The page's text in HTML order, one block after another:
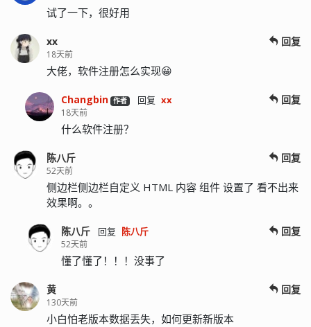
试了一下，很好用
xx
18天前
回复
大佬，软件注册怎么实现😀
Changbin 作者 回复 xx
18天前
回复
什么软件注册？
陈八斤
52天前
回复
侧边栏侧边栏自定义 HTML 内容 组件 设置了 看不出来
效果啊。。
陈八斤 回复 陈八斤
52天前
回复
懂了懂了！！！没事了
黄
130天前
回复
小白怕老版本数据丢失，如何更新新版本